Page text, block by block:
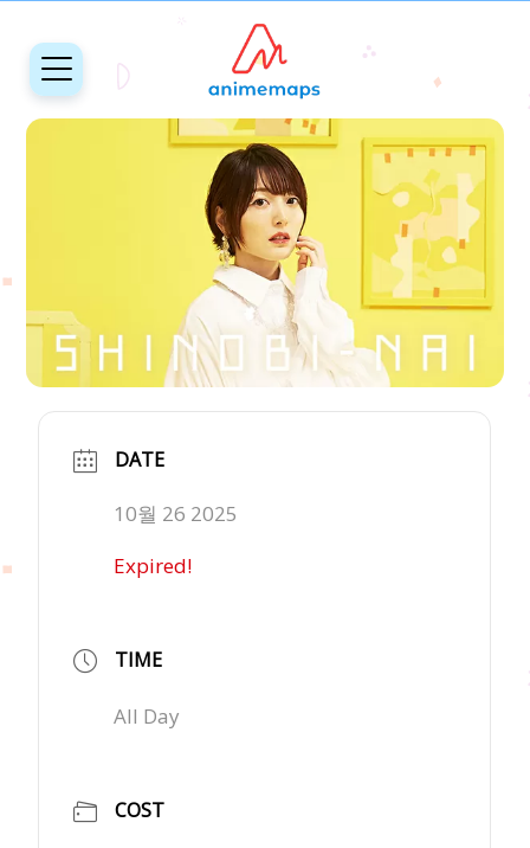
DATE
10월 26 2025
Expired!
TIME
All Day
COST